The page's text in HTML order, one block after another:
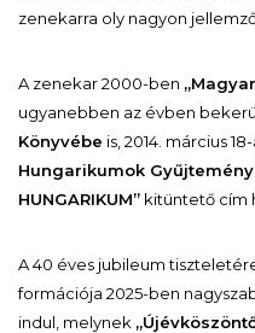
zenekarra oly nagyon
A zenekar 2000-ben
ugyanebben az évben
Könyvébe is, 2014. március
Hungarikumok
HUNGARIKUM” kitüntető cím
A 40 éves jubileum
formációja 2025-ben
indul, melynek